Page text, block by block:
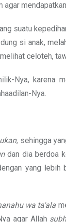
suatu
si anak,
celoteh,
Nya, karena
Nya.
, sehingga
dan dia berdoa
yang
wa ta’ala
agar Allah